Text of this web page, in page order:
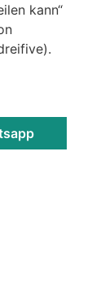
kann“